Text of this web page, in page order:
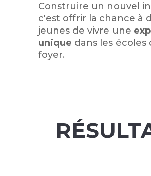
Construire un nouvel
c'est offrir la chance à
jeunes de vivre une
unique dans les écoles
foyer.